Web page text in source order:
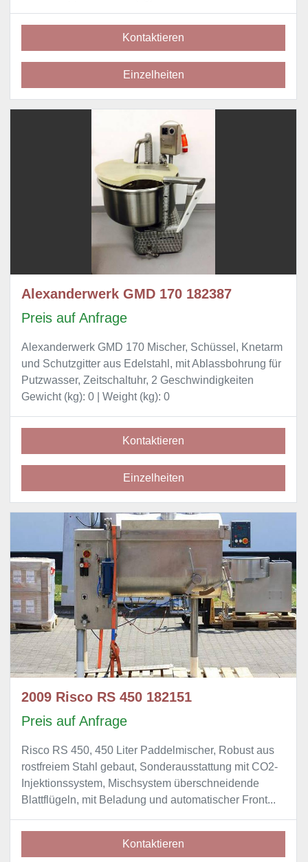
Kontaktieren
Einzelheiten
Alexanderwerk GMD 170 182387
Preis auf Anfrage
Alexanderwerk GMD 170 Mischer, Schüssel, Knetarm
und Schutzgitter aus Edelstahl, mit Ablassbohrung für
Putzwasser, Zeitschaltuhr, 2 Geschwindigkeiten
Gewicht (kg): 0 | Weight (kg): 0
Kontaktieren
Einzelheiten
2009 Risco RS 450 182151
Preis auf Anfrage
Risco RS 450, 450 Liter Paddelmischer, Robust aus
rostfreiem Stahl gebaut, Sonderausstattung mit CO2-
Injektionssystem, Mischsystem überschneidende
Blattflügeln, mit Beladung und automatischer Front...
Kontaktieren